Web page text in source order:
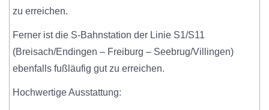
zu erreichen.
Ferner ist die S-Bahnstation der Linie S1/S11
(Breisach/Endingen – Freiburg – Seebrug/Villingen)
ebenfalls fußläufig gut zu erreichen.
Hochwertige Ausstattung: